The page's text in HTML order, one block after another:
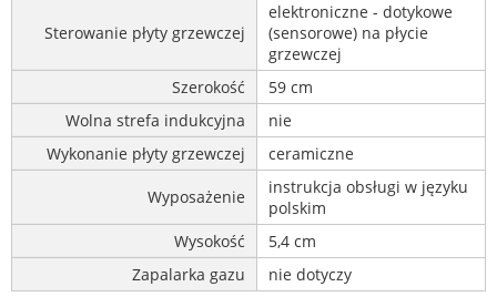
Sterowanie płyty grzewczej
elektroniczne - dotykowe
(sensorowe) na płycie
grzewczej
Szerokość
59 cm
Wolna strefa indukcyjna
nie
Wykonanie płyty grzewczej
ceramiczne
Wyposażenie
instrukcja obsługi w języku
polskim
Wysokość
5,4 cm
Zapalarka gazu
nie dotyczy